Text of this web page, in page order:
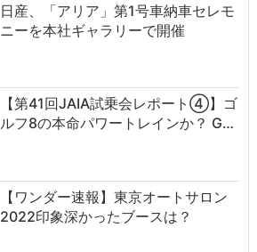
日産、「アリア」第1号車納車セレモ
ニーを本社ギャラリーで開催
【第41回JAIA試乗会レポート④】ゴ
ルフ8の本命パワートレインか？ G…
【ワンダー速報】東京オートサロン
2022印象深かったブースは？